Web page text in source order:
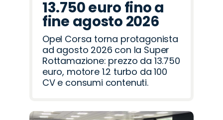
13.750 euro fino a
fine agosto 2026
Opel Corsa torna protagonista
ad agosto 2026 con la Super
Rottamazione: prezzo da 13.750
euro, motore 1.2 turbo da 100
CV e consumi contenuti.